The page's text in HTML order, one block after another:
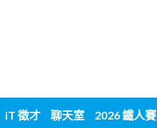
iT 徵才 聊天室 2026 鐵人賽